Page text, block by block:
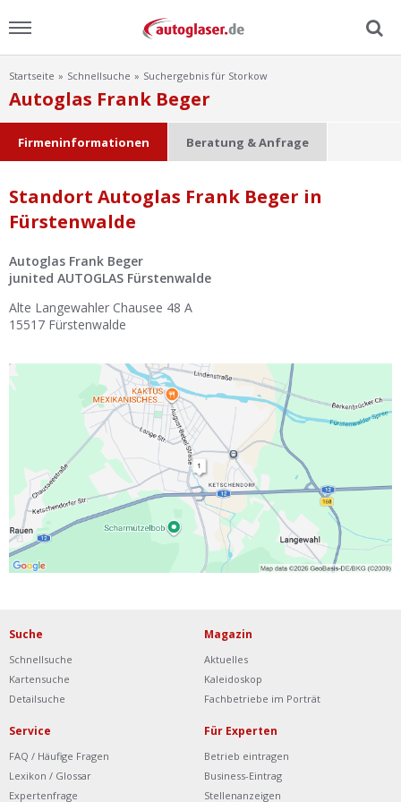
Menu
Home
Ratgeber
Scheibensuche
FAQ
Lexikon
Ist Ihre Werkstatt schon dabei?
Kostenlos eintragen
Werkstatt Login
Startseite Schnellsuche Suchergebnis für Storkow
Autoglas Frank Beger
Firmeninformationen Beratung & Anfrage
Standort Autoglas Frank Beger in
Fürstenwalde
Autoglas Frank Beger
junited AUTOGLAS Fürstenwalde
Alte Langewahler Chausee 48 A
15517 Fürstenwalde
Suche
Schnellsuche
Kartensuche
Detailsuche
Magazin
Aktuelles
Kaleidoskop
Fachbetriebe im Porträt
Service
FAQ / Häufige Fragen
Lexikon / Glossar
Expertenfrage
Für Experten
Betrieb eintragen
Business-Eintrag
Stellenanzeigen